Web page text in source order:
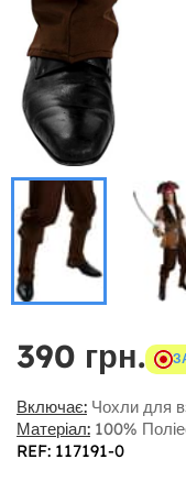
390 грн.
Включає: Чохли для
Матеріал: 100%
REF: 117191-0